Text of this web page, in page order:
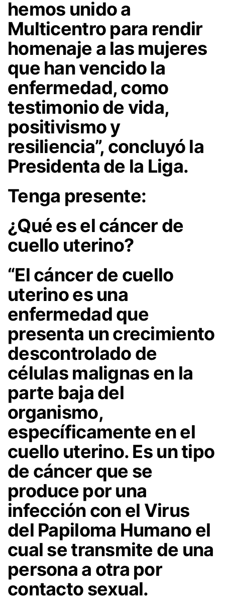
hemos unido a
Multicentro para rendir
homenaje a las mujeres
que han vencido la
enfermedad, como
testimonio de vida,
positivismo y
resiliencia”, concluyó la
Presidenta de la Liga.
Tenga presente:
¿Qué es el cáncer de
cuello uterino?
“El cáncer de cuello
uterino es una
enfermedad que
presenta un crecimiento
descontrolado de
células malignas en la
parte baja del
organismo,
específicamente en el
cuello uterino. Es un tipo
de cáncer que se
produce por una
infección con el Virus
del Papiloma Humano el
cual se transmite de una
persona a otra por
contacto sexual.